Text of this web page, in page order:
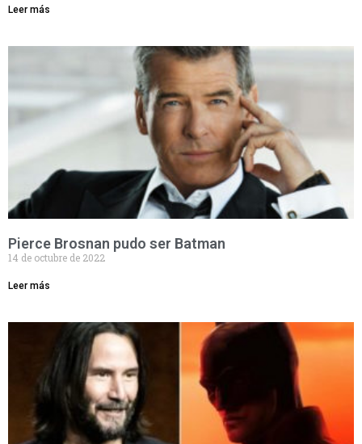
Leer más
Pierce Brosnan pudo ser Batman
14 de octubre de 2022
Leer más